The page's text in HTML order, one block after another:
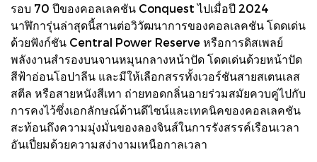
รอบ 70 ปีของคอลเลคชัน Conquest ไปเมื่อปี 2024
นาฬิการุ่นล่าสุดนี้สานต่อวิวัฒนาการของคอลเลคชัน โดดเด่น
ด้วยฟังก์ชัน Central Power Reserve หรือการดิสเพลย์
พลังงานสำรองบนจานหมุนกลางหน้าปัด โดดเด่นด้วยหน้าปัด
สีฟ้าอ่อนโอปาลีน และมีให้เลือกสรรทั้งเวอร์ชันสายสเตนเลส
สตีล หรือสายหนังสีเทา ถ่ายทอดกลิ่นอายร่วมสมัยควบคู่ไปกับ
การคงไว้ซึ่งเอกลักษณ์ด้านดีไซน์และเทคนิคของคอลเลคชัน
สะท้อนถึงความมุ่งมั่นของลองจินส์ในการรังสรรค์เรือนเวลา
อันเปี่ยมด้วยความสง่างามเหนือกาลเวลา